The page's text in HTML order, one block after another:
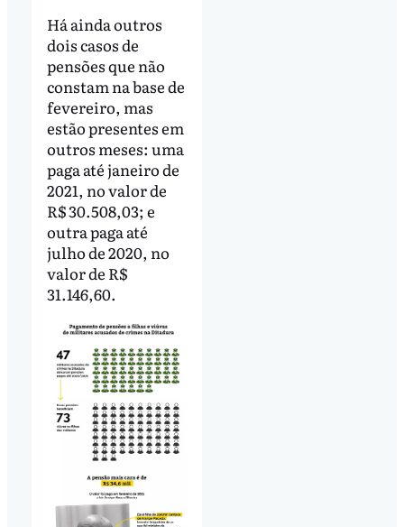
Há ainda outros
dois casos de
pensões que não
constam na base de
fevereiro, mas
estão presentes em
outros meses: uma
paga até janeiro de
2021, no valor de
R$ 30.508,03; e
outra paga até
julho de 2020, no
valor de R$
31.146,60.